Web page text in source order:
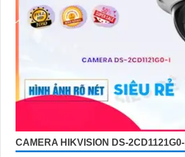
CAMERA HIKVISION DS-2CD1121G0-I